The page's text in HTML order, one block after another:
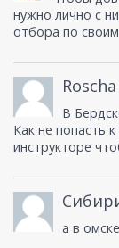
нужно лично с
отбора по
Roscha
В
Как не попасть
инструкторе
а в